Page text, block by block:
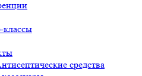
классы
средства